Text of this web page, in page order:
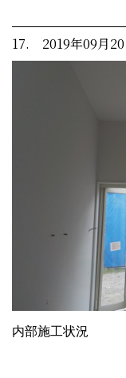
17. 2019年09月20
内部施工状況